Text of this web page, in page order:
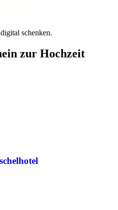
schenken.
zur Hochzeit